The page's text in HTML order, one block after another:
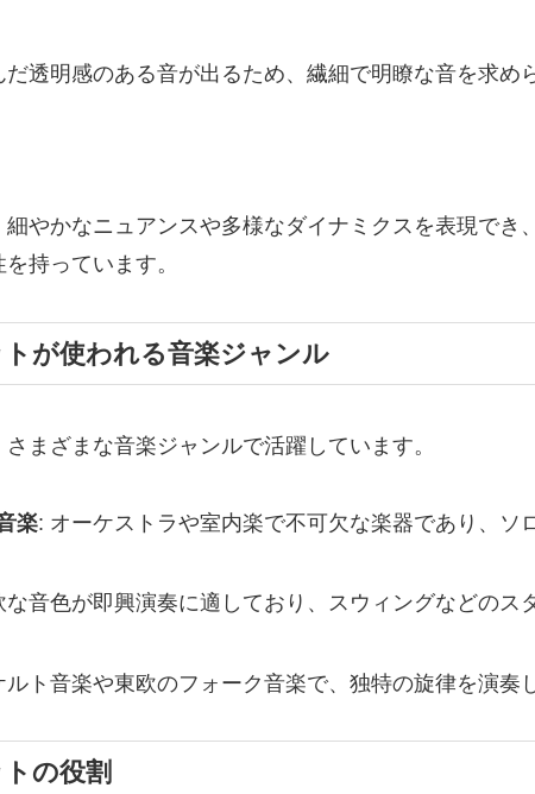
透明感のある音が出るため、繊細で明瞭な音を求め
細やかなニュアンスや多様なダイナミクスを表現でき
持っています。
が使われる音楽ジャンル
まざまな音楽ジャンルで活躍しています。
楽: オーケストラや室内楽で不可欠な楽器であり、ソ
な音色が即興演奏に適しており、スウィングなどのス
ルト音楽や東欧のフォーク音楽で、独特の旋律を演奏
の役割